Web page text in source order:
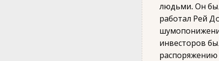
людьми. Он
работал Рей
инвесторов